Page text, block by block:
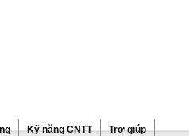
Kỹ năng CNTT Trợ giúp